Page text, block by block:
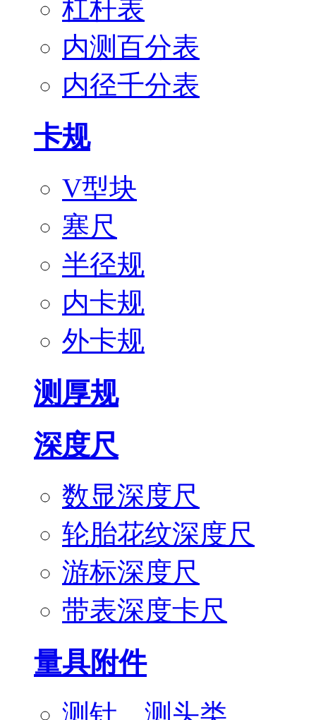
杠杆表
内测百分表
内径千分表
卡规
V型块
塞尺
半径规
内卡规
外卡规
测厚规
深度尺
数显深度尺
轮胎花纹深度尺
游标深度尺
带表深度卡尺
量具附件
测针、测头类